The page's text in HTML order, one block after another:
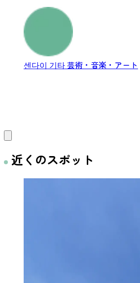
센다이 기타芸術・音楽・アート
近くのスポット